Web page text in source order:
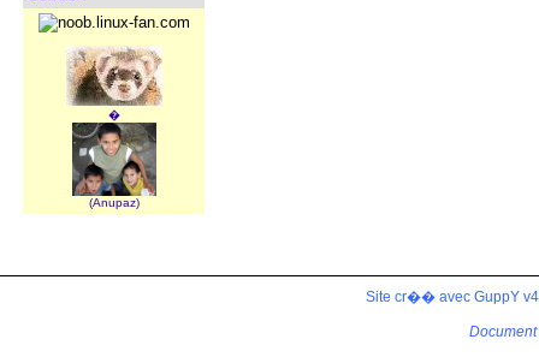
�
(Anupaz)
Site cr�� avec GuppY